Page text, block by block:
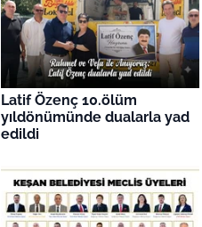
Latif Özenç 10.ölüm
yıldönümünde dualarla yad
edildi